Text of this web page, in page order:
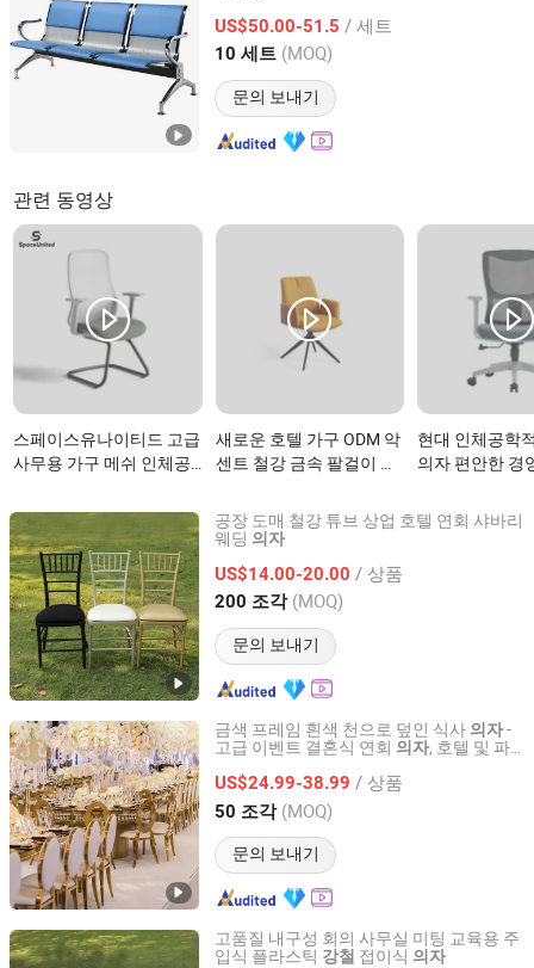
US$50.00-51.5 / 세트
10 세트 (MOQ)
문의 보내기
Guangdong, China 이후 2013
관련 동영상
스페이스유나이티드 고급
사무용 가구 메쉬 인체공
문자 의자이(가) 무엇인가
요?
새로운 호텔 가구 ODM 악
센트 철강 금속 팔걸이 회
대적인 패브릭과 좋은 가
격의 식당 의자이(가) 무
현대 인체공학
의자 편안한 경
스 의자 사무실
엇인가요?
공장 도매 철강 튜브 상업 호텔 연회 샤바리
웨딩 의자
US$14.00-20.00 / 상품
200 조각 (MOQ)
문의 보내기
NINGBO YONGYE ZIHANTECHNOLOGY CO., LTD.
Zhejiang, China 이후 2005
금색 프레임 흰색 천으로 덮인 식사 의자-
고급 이벤트 결혼식 연회 의자, 호텔 및 파
US$24.99-38.99 / 상품
50 조각 (MOQ)
문의 보내기
Foshan Guanchen Furniture Co., Ltd.
Guangdong, China 이후 2025
고품질 내구성 회의 사무실 미팅 교육용 주
입식 플라스틱 강철 접이식 의자